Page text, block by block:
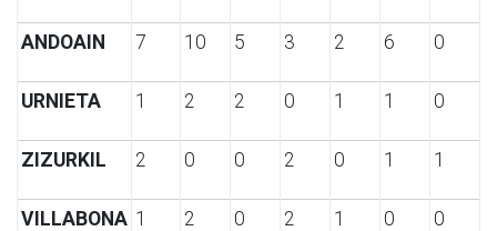
ANDOAIN 7 10 5 3 2 6 0
URNIETA 1 2 2 0 1 1 0
ZIZURKIL 2 0 0 2 0 1 1
VILLABONA 1 2 0 2 1 0 0